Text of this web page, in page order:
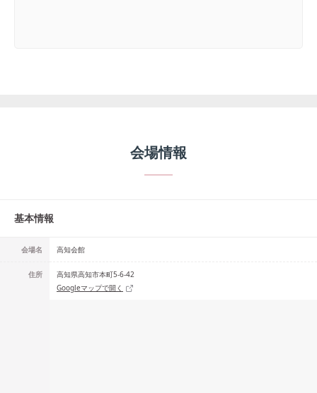
会場情報
基本情報
会場名 高知会館
住所
高知県高知市本町5-6-42
Googleマップで開く